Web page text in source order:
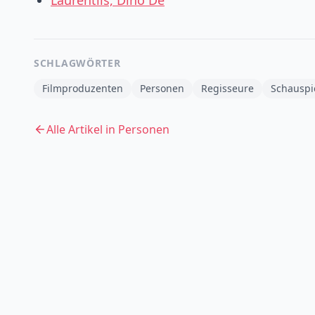
SCHLAGWÖRTER
Filmproduzenten
Personen Regisseure
Alle Artikel in Personen